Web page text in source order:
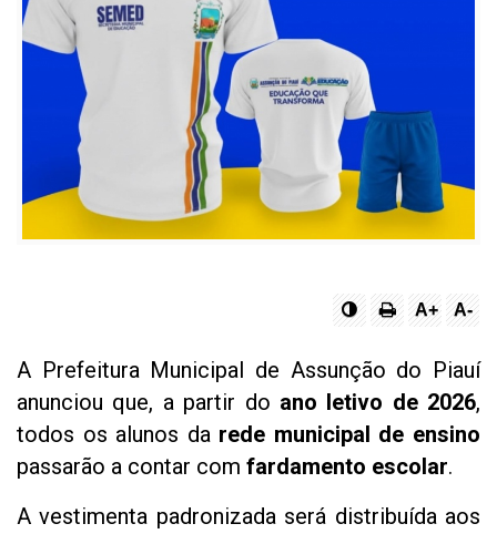
A+ A-
A Prefeitura Municipal de Assunção do Piauí
anunciou que, a partir do ano letivo de 2026,
todos os alunos da rede municipal de ensino
passarão a contar com fardamento escolar.
A vestimenta padronizada será distribuída aos